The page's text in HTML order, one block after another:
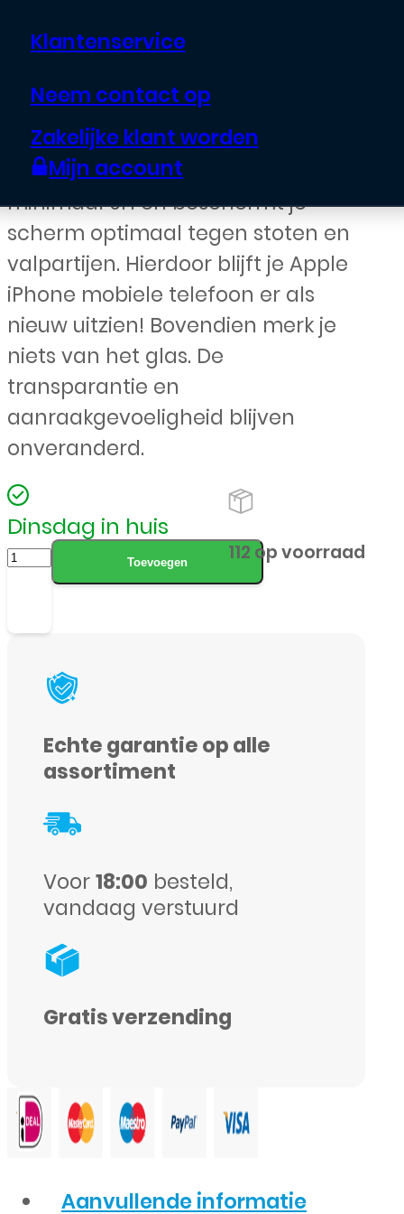
Klantenservice
Neem contact op
Zakelijke klant worden
Mijn account
Houd het scherm van je Apple
Tempered Glass Screen Protector.
De glazen screen protector
beschikt over een hardheid van
minimaal 9H en beschermt je
scherm optimaal tegen stoten en
valpartijen. Hierdoor blijft je Apple
iPhone mobiele telefoon er als
nieuw uitzien! Bovendien merk je
niets van het glas. De
transparantie en
aanraakgevoeligheid blijven
onveranderd.
Dinsdag in huis
Apple
Tempered
Glass
aantal
Toevoegen 112 op voorraad
Echte garantie op alle
assortiment
Voor18:00 besteld,
vandaag verstuurd
Gratis verzending
Aanvullende informatie